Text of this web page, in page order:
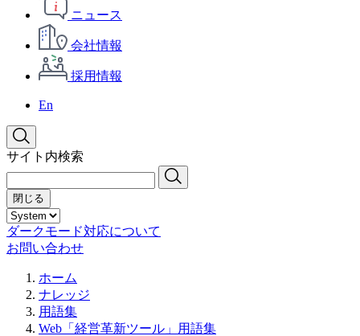
ニュース
会社情報
採用情報
En
サイト内検索
閉じる
ダークモード対応について
お問い合わせ
ホーム
ナレッジ
用語集
Web「経営革新ツール」用語集